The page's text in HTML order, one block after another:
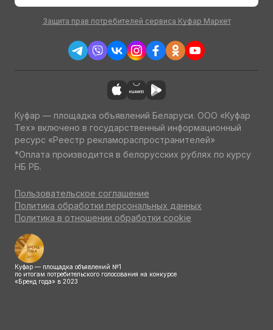
Защита прав потребителей сервиса Куфар Маркет
Куфар — площадка объявлений Беларуси. ООО «Куфар
Тех» включено в государственный информационный
ресурс «Реестр рекламораспространителей»
*Оплата производится в белорусских рублях по курсу
НБ РБ.
Пользовательское соглашение
Политика обработки персональных данных
Политика в отношении обработки cookie
Куфар — площадка объявлений №1
по итогам потребительского голосования на конкурсе
«Бренд года» в 2023